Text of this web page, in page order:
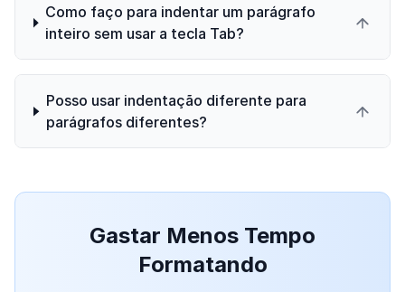
Como faço para indentar um parágrafo
inteiro sem usar a tecla Tab?
Posso usar indentação diferente para
parágrafos diferentes?
Gastar Menos Tempo
Formatando